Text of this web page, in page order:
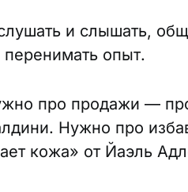
и слышать,
опыт.
про продажи —
Нужно про
кожа» от Йаэль